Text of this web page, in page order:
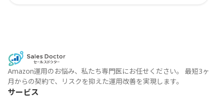
Amazon運用のお悩み、私たち専門医にお任せください。 最短3ヶ
月からの契約で、リスクを抑えた運用改善を実現します。
サービス